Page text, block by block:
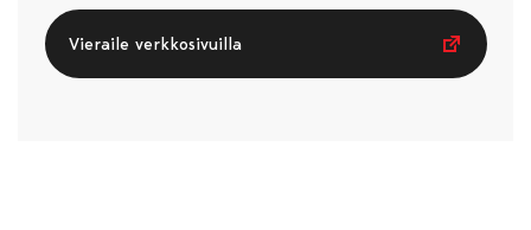
Vieraile verkkosivuilla